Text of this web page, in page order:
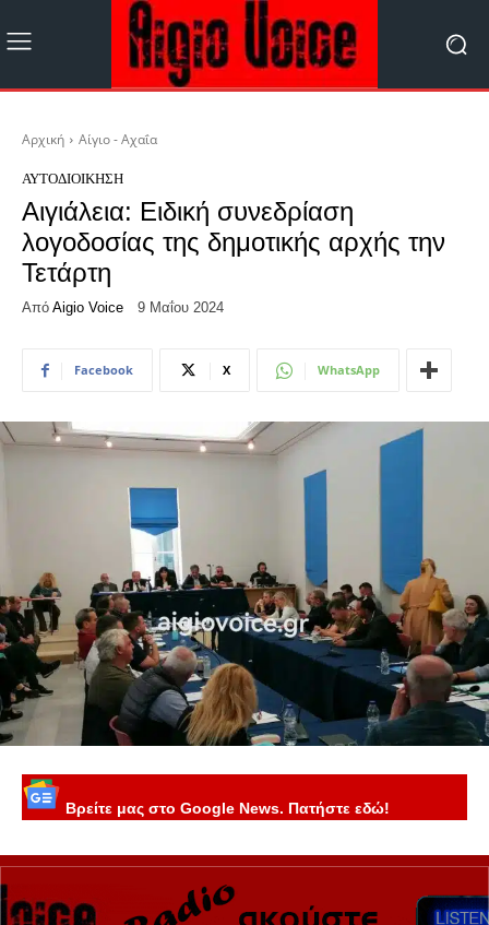
Αρχική Αίγιο - Αχαΐα
ΑΥΤΟΔΙΟΊΚΗΣΗ
Αιγιάλεια: Ειδική συνεδρίαση
λογοδοσίας της δημοτικής αρχής την
Τετάρτη
Από Aigio Voice 9 Μαΐου 2024
Facebook X WhatsApp
Βρείτε μας στο Google News. Πατήστε εδώ!